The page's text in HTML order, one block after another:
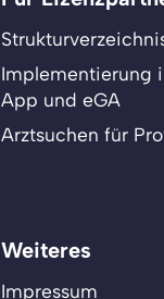
Implementierung
App und eGA
Arztsuchen für
Weiteres
Impressum